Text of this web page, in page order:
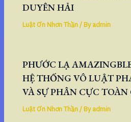
DUYÊN HẢI
Luật Ơn Nhơn Thần/ Byadmin
PHƯỚC LẠ
HỆ THỐNG VÔ LUẬT
VÀ SỰ PHÂN CỰC TOÀN
Luật Ơn Nhơn Thần/ Byadmin